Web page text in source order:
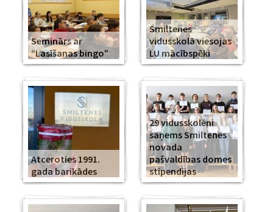
Seminārs ar
“Lasīšanas bingo”
Smiltenes
vidusskolā viesojas
LU mācībspēki
Atceroties 1991.
gada barikādes
29 vidusskolēni
saņems Smiltenes
novada
pašvaldības domes
stipendijas